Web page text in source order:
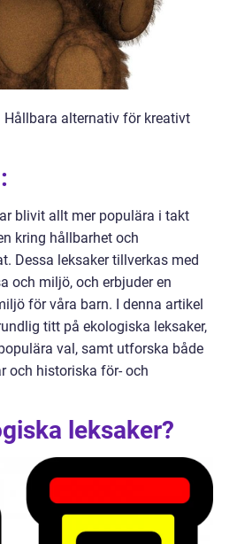
Hållbara alternativ för kreativt
blivit allt mer populära i takt
kring hållbarhet och
Dessa leksaker tillverkas med
och miljö, och erbjuder en
för våra barn. I denna artikel
titt på ekologiska leksaker,
val, samt utforska både
och historiska för- och
leksaker?